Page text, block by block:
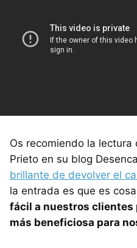
Os recomiendo la
Prieto en su blog
brillante de devolver el
la entrada es que es
fácil a nuestros clientes
más beneficiosa para